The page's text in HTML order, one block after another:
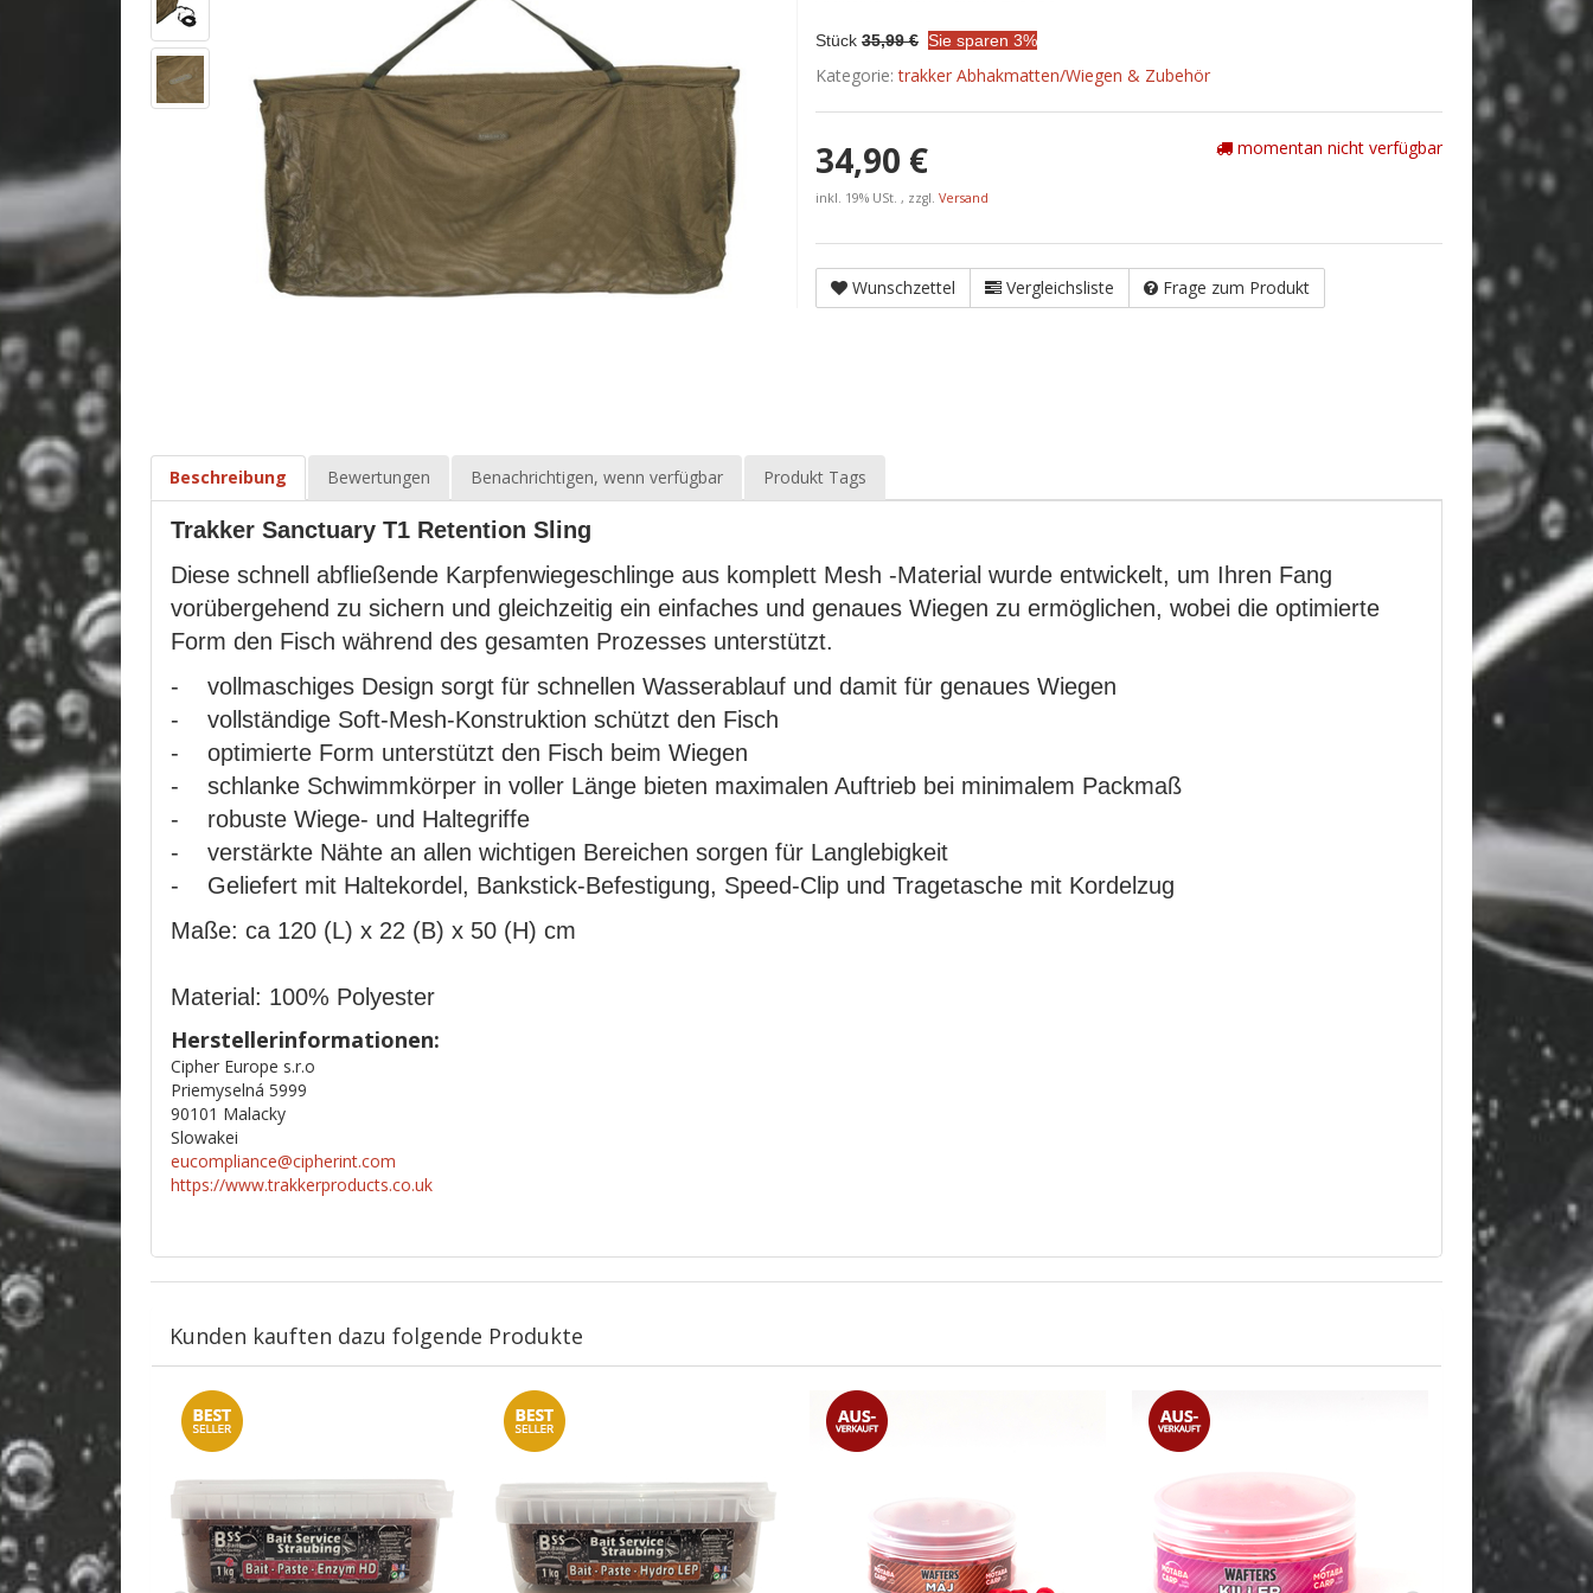
Stück 35,99 € Sie sparen 3%
Kategorie:trakker Abhakmatten/Wiegen & Zubehör
34,90 €
inkl. 19% USt. , zzgl. Versand
momentan nicht verfügbar
Wunschzettel Vergleichsliste Frage zum Produkt
Beschreibung Bewertungen Benachrichtigen, wenn verfügbar Produkt Tags
Trakker Sanctuary T1 Retention Sling
Diese schnell abfließende Karpfenwiegeschlinge aus komplett Mesh -Material wurde entwickelt, um Ihren Fang
vorübergehend zu sichern und gleichzeitig ein einfaches und genaues Wiegen zu ermöglichen, wobei die optimierte
Form den Fisch während des gesamten Prozesses unterstützt.
- vollmaschiges Design sorgt für schnellen Wasserablauf und damit für genaues Wiegen
- vollständige Soft-Mesh-Konstruktion schützt den Fisch
- optimierte Form unterstützt den Fisch beim Wiegen
- schlanke Schwimmkörper in voller Länge bieten maximalen Auftrieb bei minimalem Packmaß
- robuste Wiege- und Haltegriffe
- verstärkte Nähte an allen wichtigen Bereichen sorgen für Langlebigkeit
- Geliefert mit Haltekordel, Bankstick-Befestigung, Speed-Clip und Tragetasche mit Kordelzug
Maße: ca 120 (L) x 22 (B) x 50 (H) cm
Material: 100% Polyester
Herstellerinformationen:
Cipher Europe s.r.o
Priemyselná 5999
90101 Malacky
Slowakei
eucompliance@cipherint.com
https://www.trakkerproducts.co.uk
Kunden kauften dazu folgende Produkte